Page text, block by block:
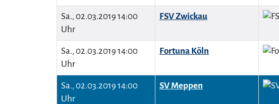
Sa., 02.03.2019 14:00
Uhr
FSV Zwickau
Sa., 02.03.2019 14:00
Uhr
Fortuna Köln
Sa., 02.03.2019 14:00
Uhr
SV Meppen